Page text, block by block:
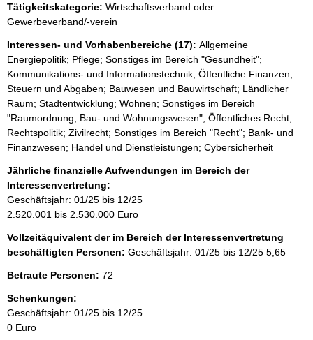
Tätigkeitskategorie: Wirtschaftsverband oder
Gewerbeverband/-verein
Interessen- und Vorhabenbereiche (17): Allgemeine
Energiepolitik; Pflege; Sonstiges im Bereich "Gesundheit";
Kommunikations- und Informationstechnik; Öffentliche Finanzen,
Steuern und Abgaben; Bauwesen und Bauwirtschaft; Ländlicher
Raum; Stadtentwicklung; Wohnen; Sonstiges im Bereich
"Raumordnung, Bau- und Wohnungswesen"; Öffentliches Recht;
Rechtspolitik; Zivilrecht; Sonstiges im Bereich "Recht"; Bank- und
Finanzwesen; Handel und Dienstleistungen; Cybersicherheit
Jährliche finanzielle Aufwendungen im Bereich der
Interessenvertretung:
Geschäftsjahr: 01/25 bis 12/25
2.520.001 bis 2.530.000 Euro
Vollzeitäquivalent der im Bereich der Interessenvertretung
beschäftigten Personen: Geschäftsjahr: 01/25 bis 12/25 5,65
Betraute Personen: 72
Schenkungen:
Geschäftsjahr: 01/25 bis 12/25
0 Euro